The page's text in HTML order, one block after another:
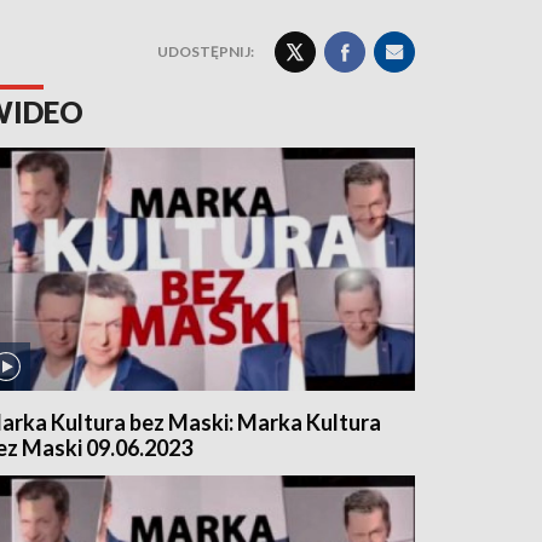
UDOSTĘPNIJ:
Kultura bez Maski: Marka Kultura
Maski 09.06.2023